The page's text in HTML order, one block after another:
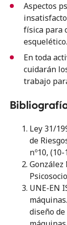
Aspectos
física para
esquelético.
En toda
cuidarán
trabajo
Ley 31/
de
nº10,
González
UNE-EN
diseño